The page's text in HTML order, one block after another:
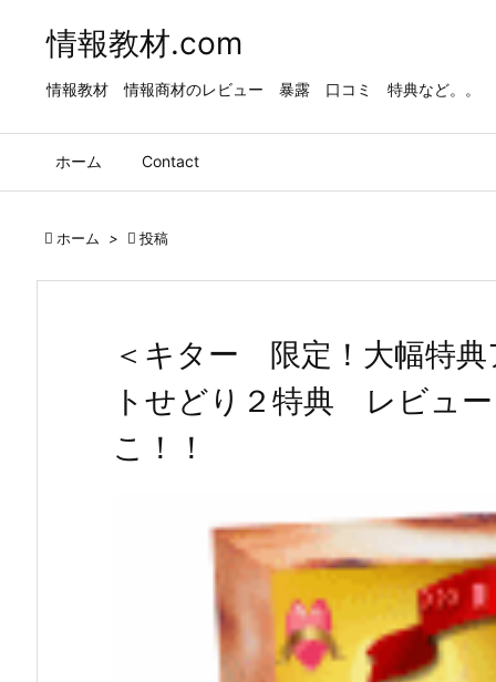
情報教材.com
情報教材 情報商材のレビュー 暴露 口コミ 特典など。。
ホーム Contact
 ホーム >  投稿
＜キター 限定！大幅特
トせどり２特典 レビ
こ！！